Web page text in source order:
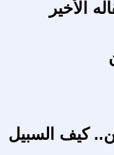
الأخير
كيف السبيل